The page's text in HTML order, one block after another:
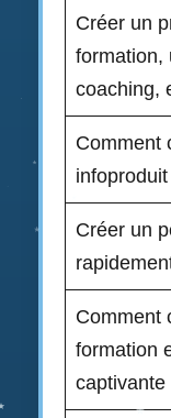
Créer un
formation,
coaching,
Comment
Créer un
Comment
formation
captivante